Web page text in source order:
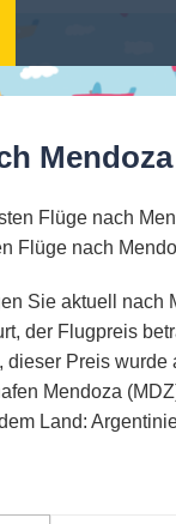
Flüge nach
Flüge nach
Sie aktuell nach
der Flugpreis
dieser Preis wurde
Mendoza
Land: